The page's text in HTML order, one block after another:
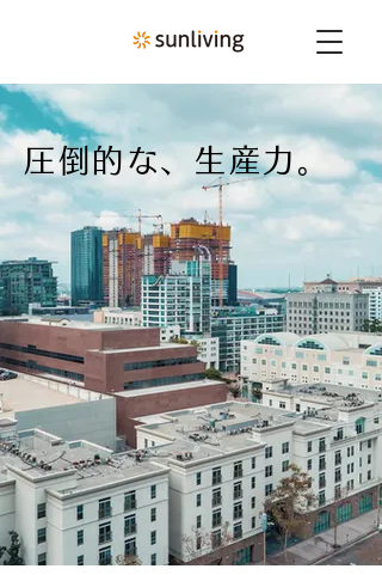
圧倒的な、生産力。